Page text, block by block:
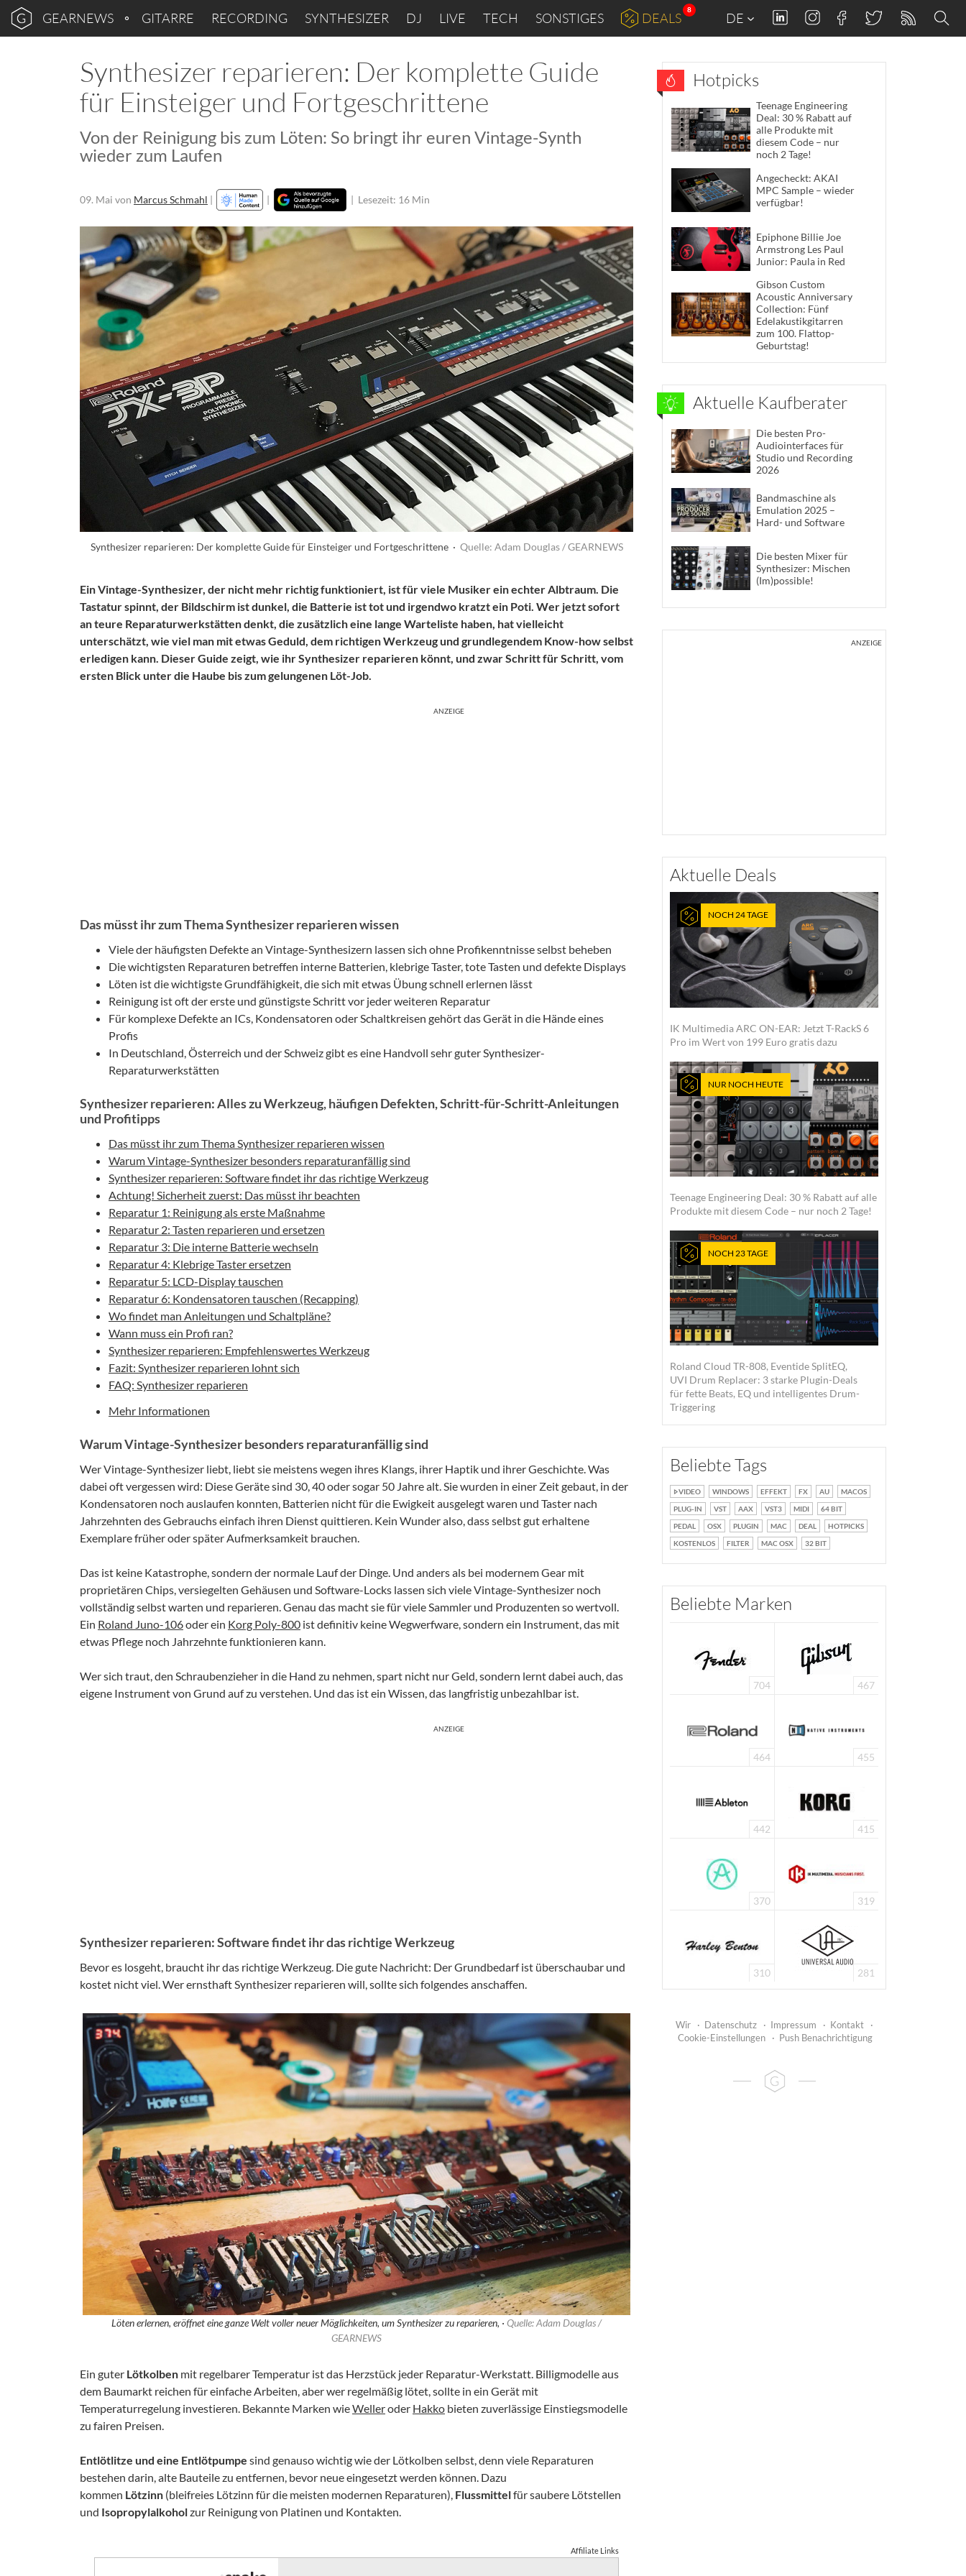
GEARNEWS GITARRE RECORDING SYNTHESIZER DJ LIVE TECH SONSTIGES DEALS
8
DE
Synthesizer reparieren: Der komplette Guide
für Einsteiger und Fortgeschrittene
Von der Reinigung bis zum Löten: So bringt ihr euren Vintage-Synth
wieder zum Laufen
09. Mai von Marcus Schmahl | | | Lesezeit: 16 Min
Synthesizer reparieren: Der komplette Guide für Einsteiger und Fortgeschrittene · Quelle: Adam Douglas / GEARNEWS
Ein Vintage-Synthesizer, der nicht mehr richtig funktioniert, ist für viele Musiker ein echter Albtraum. Die
Tastatur spinnt, der Bildschirm ist dunkel, die Batterie ist tot und irgendwo kratzt ein Poti. Wer jetzt sofort
an teure Reparaturwerkstättendenkt, die zusätzlich eine lange Warteliste haben, hat vielleicht
unterschätzt, wie viel man mit etwas Geduld, dem richtigen Werkzeug und grundlegendem Know-how selbst
erledigen kann. Dieser Guide zeigt, wie ihr Synthesizer reparieren könnt, und zwar Schritt für Schritt, vom
ersten Blick unter die Haube bis zum gelungenen Löt-Job.
ANZEIGE
Das müsst ihr zum Thema Synthesizer reparieren wissen
Viele der häufigsten Defekte an Vintage-Synthesizern lassen sich ohne Profikenntnisse selbst beheben
Die wichtigsten Reparaturen betreffen interne Batterien, klebrige Taster, tote Tasten und defekte Displays
Löten ist die wichtigste Grundfähigkeit, die sich mit etwas Übung schnell erlernen lässt
Reinigung ist oft der erste und günstigste Schritt vor jeder weiteren Reparatur
Für komplexe Defekte an ICs, Kondensatoren oder Schaltkreisen gehört das Gerät in die Hände eines
Profis
In Deutschland, Österreich und der Schweiz gibt es eine Handvoll sehr guter Synthesizer-
Reparaturwerkstätten
Synthesizer reparieren: Alles zu Werkzeug, häufigen Defekten, Schritt-für-Schritt-Anleitungen
und Profitipps
Das müsst ihr zum Thema Synthesizer reparieren wissen
Warum Vintage-Synthesizer besonders reparaturanfällig sind
Synthesizer reparieren: Software findet ihr das richtige Werkzeug
Achtung! Sicherheit zuerst: Das müsst ihr beachten
Reparatur 1: Reinigung als erste Maßnahme
Reparatur 2: Tasten reparieren und ersetzen
Reparatur 3: Die interne Batterie wechseln
Reparatur 4: Klebrige Taster ersetzen
Reparatur 5: LCD-Display tauschen
Reparatur 6: Kondensatoren tauschen (Recapping)
Wo findet man Anleitungen und Schaltpläne?
Wann muss ein Profi ran?
Synthesizer reparieren: Empfehlenswertes Werkzeug
Fazit: Synthesizer reparieren lohnt sich
FAQ: Synthesizer reparieren
Mehr Informationen
Warum Vintage-Synthesizer besonders reparaturanfällig sind
Wer Vintage-Synthesizer liebt, liebt sie meistens wegen ihres Klangs, ihrer Haptik und ihrer Geschichte. Was
dabei oft vergessen wird: Diese Geräte sind 30, 40 oder sogar 50 Jahre alt. Sie wurden in einer Zeit gebaut, in der
Kondensatoren noch auslaufen konnten, Batterien nicht für die Ewigkeit ausgelegt waren und Taster nach
Jahrzehnten des Gebrauchs einfach ihren Dienst quittieren. Kein Wunder also, dass selbst gut erhaltene
Exemplare früher oder später Aufmerksamkeit brauchen.
Das ist keine Katastrophe, sondern der normale Lauf der Dinge. Und anders als bei modernem Gear mit
proprietären Chips, versiegelten Gehäusen und Software-Locks lassen sich viele Vintage-Synthesizer noch
vollständig selbst warten und reparieren. Genau das macht sie für viele Sammler und Produzenten so wertvoll.
Ein Roland Juno-106oder ein Korg Poly-800 ist definitiv keine Wegwerfware, sondern ein Instrument, das mit
etwas Pflege noch Jahrzehnte funktionieren kann.
Wer sich traut, den Schraubenzieher in die Hand zu nehmen, spart nicht nur Geld, sondern lernt dabei auch, das
eigene Instrument von Grund auf zu verstehen. Und das ist ein Wissen, das langfristig unbezahlbar ist.
ANZEIGE
Synthesizer reparieren: Software findet ihr das richtige Werkzeug
Bevor es losgeht, braucht ihr das richtige Werkzeug. Die gute Nachricht: Der Grundbedarf ist überschaubar und
kostet nicht viel. Wer ernsthaft Synthesizer reparieren will, sollte sich folgendes anschaffen.
Löten erlernen, eröffnet eine ganze Welt voller neuer Möglichkeiten, um Synthesizer zu reparieren, · Quelle: Adam Douglas /
GEARNEWS
Ein guter Lötkolben mit regelbarer Temperatur ist das Herzstück jeder Reparatur-Werkstatt. Billigmodelle aus
dem Baumarkt reichen für einfache Arbeiten, aber wer regelmäßig lötet, sollte in ein Gerät mit
Temperaturregelung investieren. Bekannte Marken wieWelleroder Hakko bieten zuverlässige Einstiegsmodelle
zu fairen Preisen.
Entlötlitze und eine Entlötpumpe sind genauso wichtig wie der Lötkolben selbst, denn viele Reparaturen
bestehen darin, alte Bauteile zu entfernen, bevor neue eingesetzt werden können. Dazu
kommen Lötzinn (bleifreies Lötzinn für die meisten modernen Reparaturen), Flussmittelfür saubere Lötstellen
und Isopropylalkoholzur Reinigung von Platinen und Kontakten.
Affiliate Links
Hotpicks
Teenage Engineering
Deal: 30 % Rabatt auf
alle Produkte mit
diesem Code – nur
noch 2 Tage!
Angecheckt: AKAI
MPC Sample – wieder
verfügbar!
Epiphone Billie Joe
Armstrong Les Paul
Junior: Paula in Red
Gibson Custom
Acoustic Anniversary
Collection: Fünf
Edelakustikgitarren
zum 100. Flattop-
Geburtstag!
Aktuelle Kaufberater
Die besten Pro-
Audiointerfaces für
Studio und Recording
2026
Bandmaschine als
Emulation 2025 –
Hard- und Software
Die besten Mixer für
Synthesizer: Mischen
(Im)possible!
ANZEIGE
Aktuelle Deals
NOCH 24 TAGE
IK Multimedia ARC ON-EAR: Jetzt T-RackS 6
Pro im Wert von 199 Euro gratis dazu
NUR NOCH HEUTE
Teenage Engineering Deal: 30 % Rabatt auf alle
Produkte mit diesem Code – nur noch 2 Tage!
NOCH 23 TAGE
Roland Cloud TR-808, Eventide SplitEQ,
UVI Drum Replacer: 3 starke Plugin-Deals
für fette Beats, EQ und intelligentes Drum-
Triggering
Beliebte Tags
VIDEO WINDOWS EFFEKT FX AU
MACOS
PLUG-IN
VST AAX VST3 MIDI
64 BIT
PEDAL
OSX PLUGIN MAC DEAL
HOTPICKS
KOSTENLOS
FILTER MAC OSX 32 BIT
Beliebte Marken
704 467
464 455
442 415
370 319
310 281
Wir · Datenschutz · Impressum · Kontakt
·
Cookie-Einstellungen
· Push Benachrichtigung